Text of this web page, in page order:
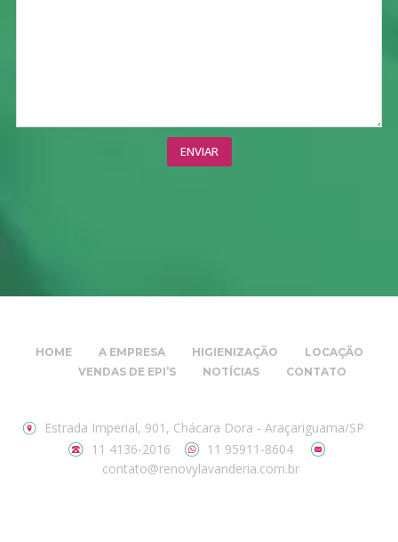
HOME A EMPRESA HIGIENIZAÇÃO
LOCAÇÃO
VENDAS DE EPI’S
NOTÍCIAS CONTATO
Estrada Imperial, 901, Chácara Dora - Araçariguama/SP
11 4136-2016
11 95911-8604
contato@renovylavanderia.com.br